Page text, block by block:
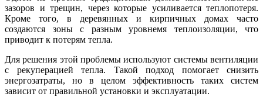
зазоров и трещин, через которые усиливается теплопотеря.
Кроме того, в деревянных и кирпичных домах часто
создаются зоны с разным уровнемя теплоизоляции, что
приводит к потерям тепла.
Для решения этой проблемы используют системы вентиляции
с рекуперацией тепла. Такой подход помогает снизить
энергозатраты, но в целом эффективность таких систем
зависит от правильной установки и эксплуатации.